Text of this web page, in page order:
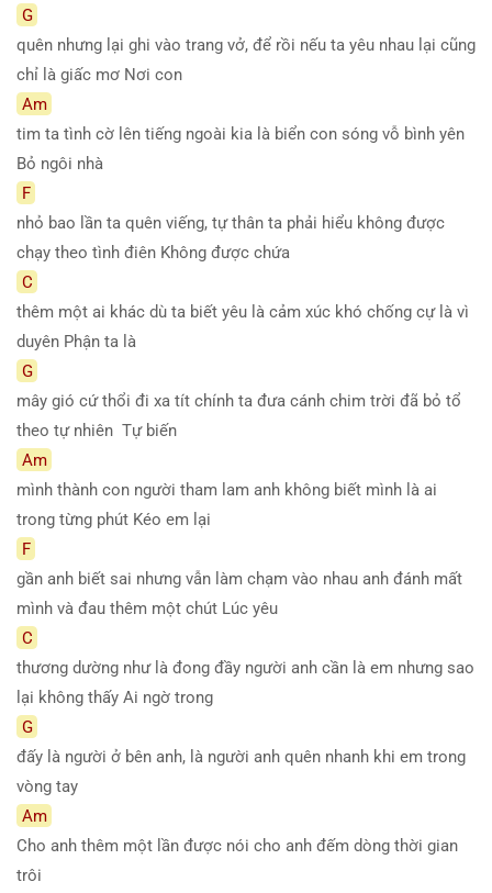
G
quên nhưng lại ghi vào trang vở, để rồi nếu ta yêu nhau lại cũng
chỉ là giấc mơ Nơi con
Am
tim ta tình cờ lên tiếng ngoài kia là biển con sóng vỗ bình yên
Bỏ ngôi nhà
F
nhỏ bao lần ta quên viếng, tự thân ta phải hiểu không được
chạy theo tình điên Không được chứa
C
thêm một ai khác dù ta biết yêu là cảm xúc khó chống cự là vì
duyên Phận ta là
G
mây gió cứ thổi đi xa tít chính ta đưa cánh chim trời đã bỏ tổ
theo tự nhiên Tự biến
Am
mình thành con người tham lam anh không biết mình là ai
trong từng phút Kéo em lại
F
gần anh biết sai nhưng vẫn làm chạm vào nhau anh đánh mất
mình và đau thêm một chút Lúc yêu
C
thương dường như là đong đầy người anh cần là em nhưng sao
lại không thấy Ai ngờ trong
G
đấy là người ở bên anh, là người anh quên nhanh khi em trong
vòng tay
Am
Cho anh thêm một lần được nói cho anh đếm dòng thời gian
trôi